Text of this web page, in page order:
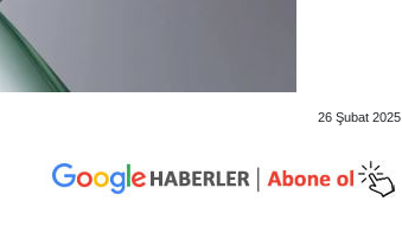
26 Şubat 2025